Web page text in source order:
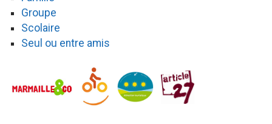
Groupe
Scolaire
Seul ou entre amis